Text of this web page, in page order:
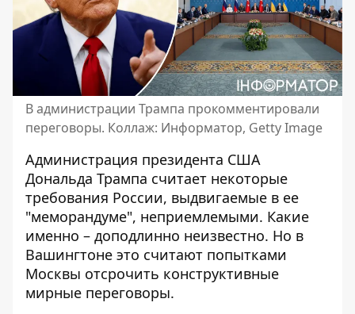
В администрации Трампа прокомментировали
переговоры. Коллаж: Информатор, Getty Image
Администрация президента США
Дональда Трампа считает некоторые
требования России, выдвигаемые в ее
"меморандуме", неприемлемыми. Какие
именно – доподлинно неизвестно. Но в
Вашингтоне это считают попытками
Москвы отсрочить конструктивные
мирные переговоры.